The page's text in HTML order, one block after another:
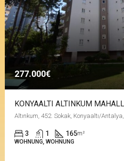
277.000€
Altınkum, 452. Sokak, Konyaaltı/
3 1 165m²
WOHNUNG, WOHNUNG